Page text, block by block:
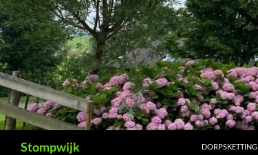
Ga
naar
de
inhoud
Stompwijk DORPSKETTING